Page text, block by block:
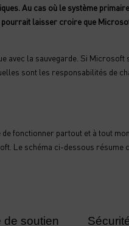
Au cas où le système
laisser croire que
la sauvegarde. Si Microsoft
sont les responsabilités de
fonctionner partout et à tout
Le schéma ci-dessous résume